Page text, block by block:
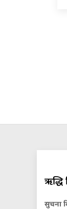
ऋद्धि
सुचना